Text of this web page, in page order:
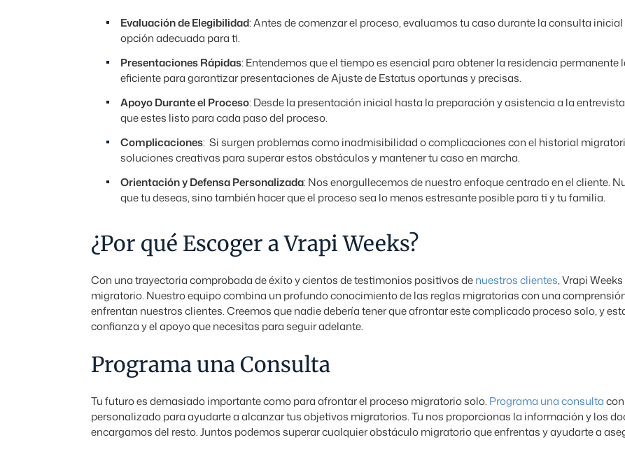
Evaluación de Elegibilidad: Antes de comenzar el proceso, evaluamos tu caso durante la consulta
opción adecuada para ti.
Presentaciones Rápidas: Entendemos que el tiempo es esencial para obtener la residencia
eficiente para garantizar presentaciones de Ajuste de Estatus oportunas y precisas.
Apoyo Durante el Proceso: Desde la presentación inicial hasta la preparación y asistencia a la
que estes listo para cada paso del proceso.
Complicaciones: Si surgen problemas como inadmisibilidad o complicaciones con el historial
soluciones creativas para superar estos obstáculos y mantener tu caso en marcha.
Orientación y Defensa Personalizada: Nos enorgullecemos de nuestro enfoque centrado en el cliente.
que tu deseas, sino también hacer que el proceso sea lo menos estresante posible para ti y tu familia.
¿Por qué Escoger a Vrapi Weeks?
Con una trayectoria comprobada de éxito y cientos de testimonios positivos denuestros clientes, Vrapi
migratorio. Nuestro equipo combina un profundo conocimiento de las reglas migratorias con una
enfrentan nuestros clientes. Creemos que nadie debería tener que afrontar este complicado proceso solo, y
confianza y el apoyo que necesitas para seguir adelante.
Programa una Consulta
Tu futuro es demasiado importante como para afrontar el proceso migratorio solo. Programa una consulta
personalizado para ayudarte a alcanzar tus objetivos migratorios. Tu nos proporcionas la información y los
encargamos del resto. Juntos podemos superar cualquier obstáculo migratorio que enfrentas y ayudarte a